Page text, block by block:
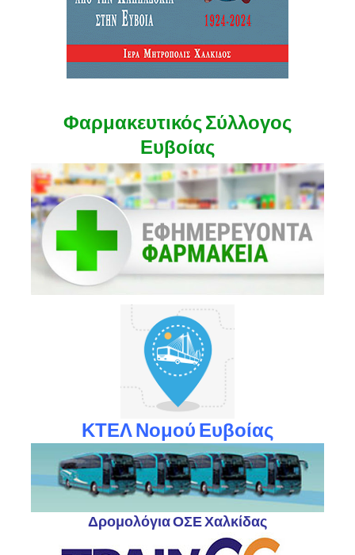
Φαρμακευτικός Σύλλογος
Ευβοίας
ΚΤΕΛ Νομού Ευβοίας
Δρομολόγια ΟΣΕ Χαλκίδας